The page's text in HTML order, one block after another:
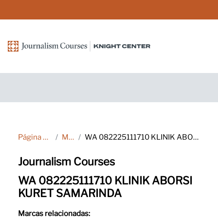
Página Principal Marcas WA 082225111710 KLINIK ABORSI KURET SAMARINDA
Journalism Courses
WA 082225111710 KLINIK ABORSI
KURET SAMARINDA
Marcas relacionadas: